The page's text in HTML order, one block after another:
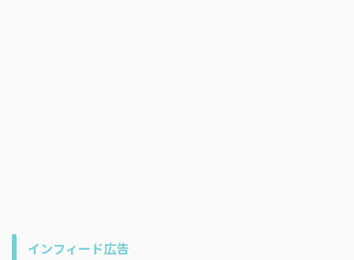
インフィード広告